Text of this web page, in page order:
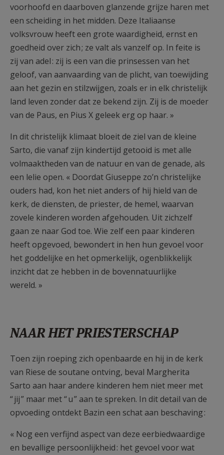
voorhoofd en daarboven glanzende grijze haren met
een scheiding in het midden. Deze Italiaanse
volksvrouw heeft een grote waardigheid, ernst en
goedheid over zich ; ze valt als vanzelf op. In feite is
zij van adel : zij is een van die prinsessen van het
geloof, van aanvaarding van de plicht, van toewijding
aan het gezin en stilzwijgen, zoals er in elk christelijk
land leven zonder dat ze bekend zijn. Zij is de moeder
van de Paus, en Pius X geleek erg op haar. »
In dit christelijk klimaat bloeit de ziel van de kleine
Sarto, die vanaf zijn kindertijd getooid is met alle
volmaaktheden van de natuur en van de genade, als
een lelie open. « Doordat Giuseppe zo’n christelijke
ouders had, kon het niet anders of hij hield van de
kerk, de diensten, de priester, de hemel, waarvan
zovele kinderen worden afgehouden. Uit zichzelf
gaan ze naar God toe. Wie zelf een paar kinderen
heeft opgevoed, bewondert in hen hun gevoel voor
het goddelijke en het opmerkelijk, ogenblikkelijk
inzicht dat ze hebben in de bovennatuurlijke
wereld. »
NAAR HET PRIESTERSCHAP
Toen zijn roeping zich openbaarde en hij in de kerk
van Riese de soutane ontving, beval Margherita
Sarto aan haar andere kinderen hem niet meer met
“ jij ” maar met “ u ” aan te spreken. In dit detail van de
opvoeding ontdekt Bazin een schat aan beschaving :
« Nog een verfijnd aspect van deze eerbiedwaardige
en bevallige persoonlijkheid : het gevoel voor wat